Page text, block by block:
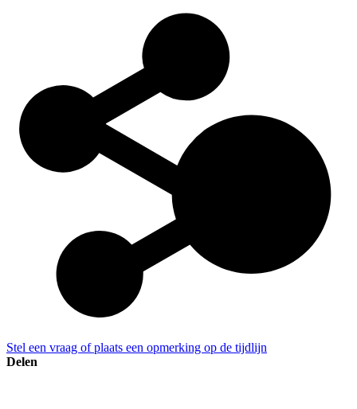
Stel een vraag of plaats een opmerking op de tijdlijn
Delen